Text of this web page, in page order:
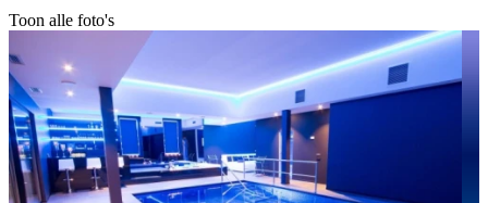
Toon alle foto's